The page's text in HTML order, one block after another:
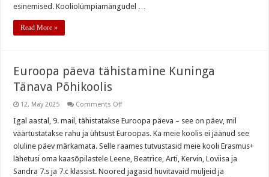
esinemised. Kooliolümpiamängudel …
Read More »
Euroopa päeva tähistamine Kuninga
Tänava Põhikoolis
12. May 2025 Comments Offon
päeva
tähistamine
Kuninga
Tänava
Põhikoolis
Igal aastal, 9. mail, tähistatakse Euroopa päeva – see on päev, mil
väärtustatakse rahu ja ühtsust Euroopas. Ka meie koolis ei jäänud see
oluline päev märkamata. Selle raames tutvustasid meie kooli Erasmus+
lähetusi oma kaasõpilastele Leene, Beatrice, Arti, Kervin, Loviisa ja
Sandra 7.s ja 7.c klassist. Noored jagasid huvitavaid muljeid ja